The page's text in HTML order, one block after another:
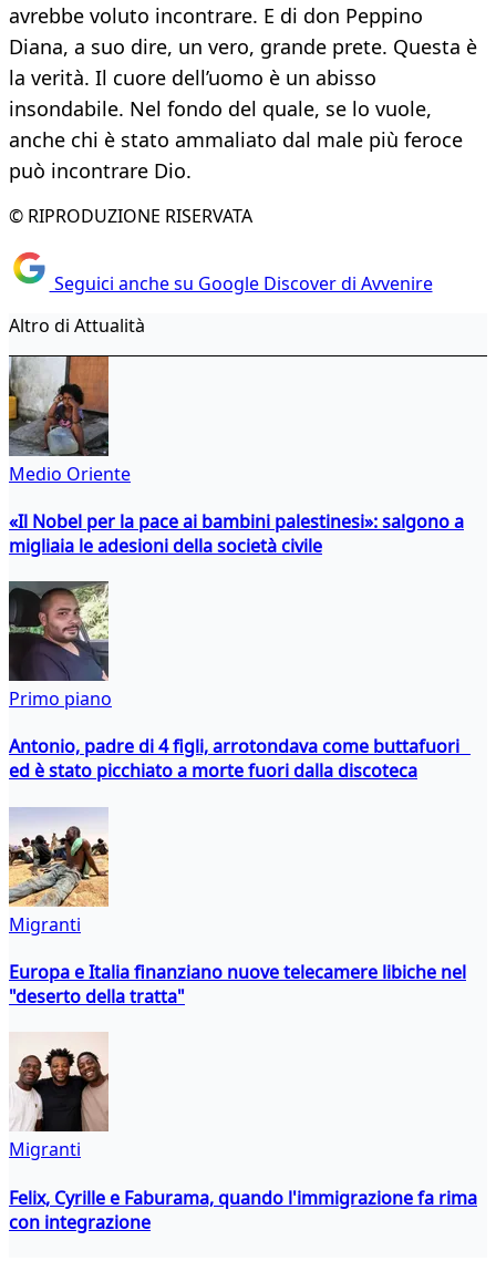
avrebbe voluto incontrare. E di don Peppino
Diana, a suo dire, un vero, grande prete. Questa è
la verità. Il cuore dell’uomo è un abisso
insondabile. Nel fondo del quale, se lo vuole,
anche chi è stato ammaliato dal male più feroce
può incontrare Dio.
© RIPRODUZIONE RISERVATA
Seguici anche su Google Discover di Avvenire
Altro di Attualità
Medio Oriente
«Il Nobel per la pace ai bambini palestinesi»: salgono a
migliaia le adesioni della società civile
Primo piano
Antonio, padre di 4 figli, arrotondava come buttafuori
ed è stato picchiato a morte fuori dalla discoteca
Migranti
Europa e Italia finanziano nuove telecamere libiche nel
"deserto della tratta"
Migranti
Felix, Cyrille e Faburama, quando l'immigrazione fa rima
con integrazione